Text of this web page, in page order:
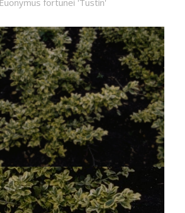
Euonymus fortunei 'Tustin'